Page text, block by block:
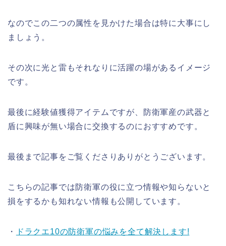
なのでこの二つの属性を見かけた場合は特に大事にし
ましょう。
その次に光と雷もそれなりに活躍の場があるイメージ
です。
最後に経験値獲得アイテムですが、防衛軍産の武器と
盾に興味が無い場合に交換するのにおすすめです。
最後まで記事をご覧くださりありがとうございます。
こちらの記事では防衛軍の役に立つ情報や知らないと
損をするかも知れない情報も公開しています。
・ ドラクエ10の防衛軍の悩みを全て解決します!